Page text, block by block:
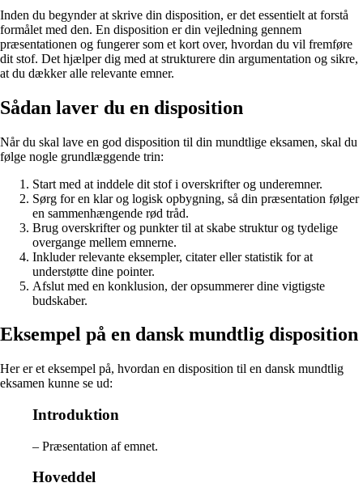
Inden du begynder at skrive din disposition, er det essentielt at forstå
formålet med den. En disposition er din vejledning gennem
præsentationen og fungerer som et kort over, hvordan du vil fremføre
dit stof. Det hjælper dig med at strukturere din argumentation og sikre,
at du dækker alle relevante emner.
Sådan laver du en disposition
Når du skal lave en god disposition til din mundtlige eksamen, skal du
følge nogle grundlæggende trin:
Start med at inddele dit stof i overskrifter og underemner.
Sørg for en klar og logisk opbygning, så din præsentation følger
en sammenhængende rød tråd.
Brug overskrifter og punkter til at skabe struktur og tydelige
overgange mellem emnerne.
Inkluder relevante eksempler, citater eller statistik for at
understøtte dine pointer.
Afslut med en konklusion, der opsummerer dine vigtigste
budskaber.
Eksempel på en dansk mundtlig disposition
Her er et eksempel på, hvordan en disposition til en dansk mundtlig
eksamen kunne se ud:
Introduktion
– Præsentation af emnet.
Hoveddel